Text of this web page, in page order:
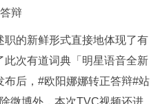
辩
职的新鲜形式直接地体现了有
次有道词典「明星语音全新
布后，#欧阳娜娜转正答辩#站
微博外，本次TVC视频还进